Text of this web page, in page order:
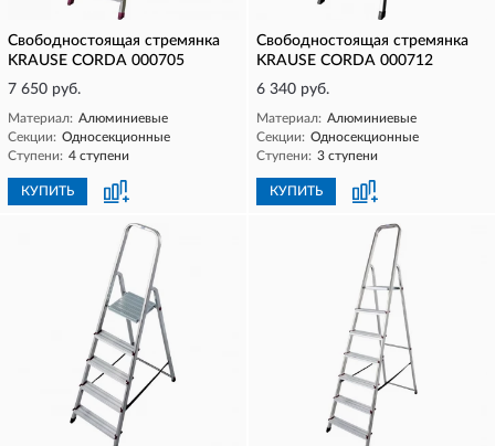
Свободностоящая стремянка
KRAUSE CORDA 000705
7 650 руб.
Материал: Алюминиевые
Секции: Односекционные
Ступени: 4 ступени
КУПИТЬ
Свободностоящая стремянка
KRAUSE CORDA 000712
6 340 руб.
Материал: Алюминиевые
Секции: Односекционные
Ступени: 3 ступени
КУПИТЬ